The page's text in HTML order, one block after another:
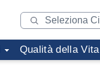
Qualità della Vita